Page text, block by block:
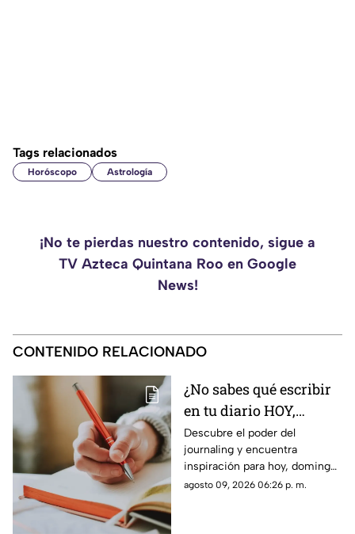
Tags relacionados
Horóscopo Astrología
¡No te pierdas nuestro contenido, sigue a
TV Azteca Quintana Roo en Google
News!
CONTENIDO RELACIONADO
¿No sabes qué escribir
en tu diario HOY,
domingo 9 de agosto de
2026? Usa este journal
prompt
Descubre el poder del
journaling y encuentra
inspiración para hoy, domingo
9 de agosto de 2026. Un
agosto 09, 2026 06:26 p. m.